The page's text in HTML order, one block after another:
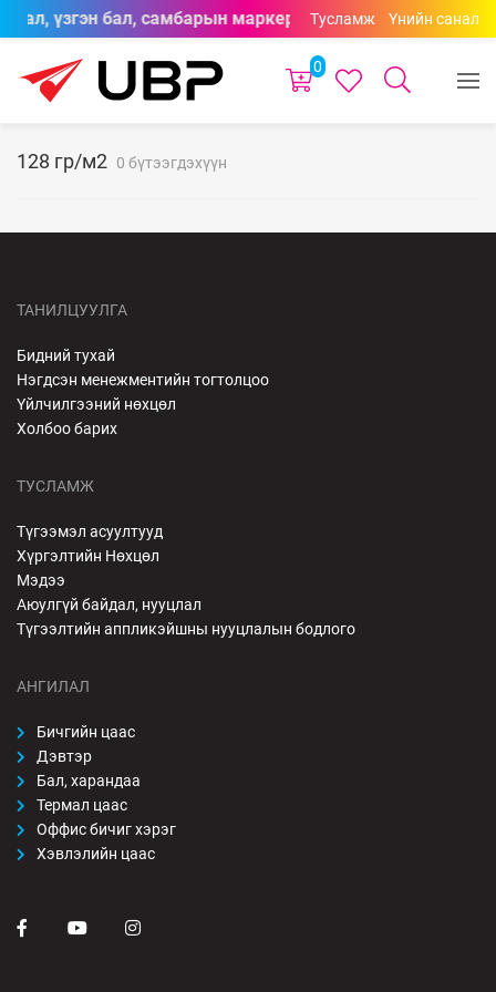
бал, үзгэн бал, самбарын маркерууд өнгөний
Тусламж Үнийн санал
0
128 гр/м2 0 бүтээгдэхүүн
ТАНИЛЦУУЛГА
Бидний тухай
Нэгдсэн менежментийн тогтолцоо
Үйлчилгээний нөхцөл
Холбоо барих
ТУСЛАМЖ
Түгээмэл асуултууд
Хүргэлтийн Нөхцөл
Мэдээ
Аюулгүй байдал, нууцлал
Түгээлтийн аппликэйшны нууцлалын бодлого
АНГИЛАЛ
Бичгийн цаас
Дэвтэр
Бал, харандаа
Термал цаас
Оффис бичиг хэрэг
Хэвлэлийн цаас